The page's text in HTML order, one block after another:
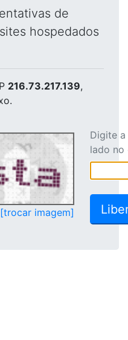
de
hospedados
216.73.217.139,
[trocar imagem]
Digite
lado no